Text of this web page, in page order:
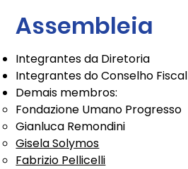
Assembleia
Integrantes da Diretoria
Integrantes do Conselho Fiscal
Demais membros:
Fondazione Umano Progresso
Gianluca Remondini
Gisela Solymos
Fabrizio Pellicelli